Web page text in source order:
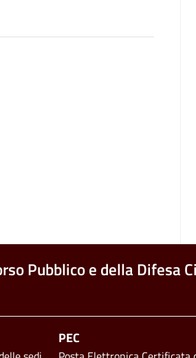
Pubblico e della Difesa
PEC